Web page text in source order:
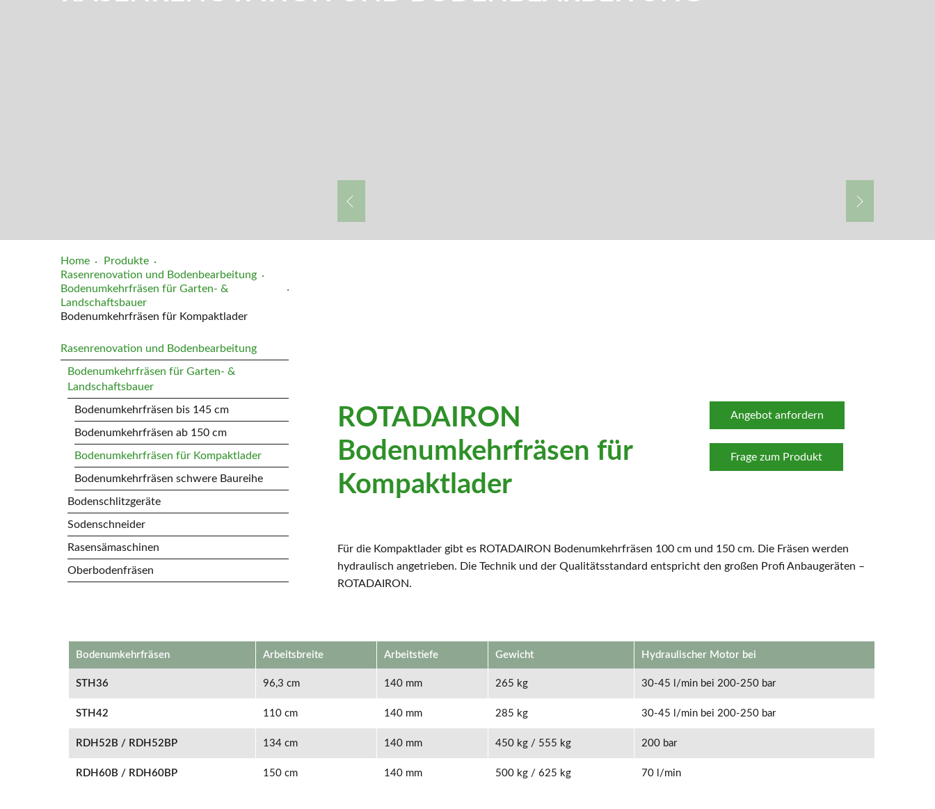
Home
Produkte
Rasenrenovation und Bodenbearbeitung
Bodenumkehrfräsen für Garten- &
Landschaftsbauer
Bodenumkehrfräsen für Kompaktlader
ROTADAIRON
Bodenumkehrfräsen für
Kompaktlader
Angebot anfordern
Frage zum Produkt
Für die Kompaktlader gibt es ROTADAIRON Bodenumkehrfräsen 100 cm und 150 cm. Die Fräsen werden
hydraulisch angetrieben. Die Technik und der Qualitätsstandard entspricht den großen Profi Anbaugeräten –
ROTADAIRON.
Bodenumkehrfräsen Arbeitsbreite Arbeitstiefe Gewicht Hydraulischer Motor bei
STH36 96,3 cm 140 mm 265 kg 30-45 l/min bei 200-250 bar
STH42 110 cm 140 mm 285 kg 30-45 l/min bei 200-250 bar
RDH52B / RDH52BP 134 cm 140 mm 450 kg / 555 kg 200 bar
RDH60B / RDH60BP 150 cm 140 mm 500 kg / 625 kg 70 l/min
Rasenrenovation und Bodenbearbeitung
Bodenumkehrfräsen für Garten- &
Landschaftsbauer
Bodenumkehrfräsen bis 145 cm
Bodenumkehrfräsen ab 150 cm
Bodenumkehrfräsen für Kompaktlader
Bodenumkehrfräsen schwere Baureihe
Bodenschlitzgeräte
Sodenschneider
Rasensämaschinen
Oberbodenfräsen